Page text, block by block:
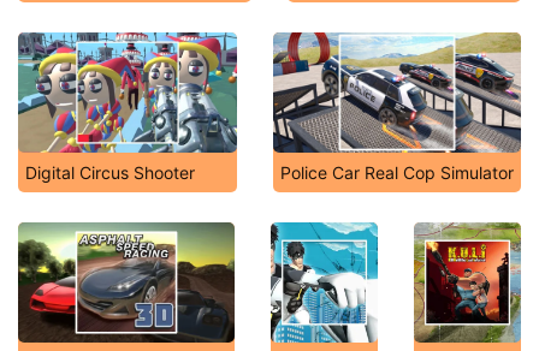
Digital Circus Shooter Police Car Real Cop Simulator